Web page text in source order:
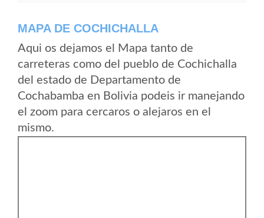
MAPA DE COCHICHALLA
Aqui os dejamos el Mapa tanto de
carreteras como del pueblo de Cochichalla
del estado de Departamento de
Cochabamba en Bolivia podeis ir manejando
el zoom para cercaros o alejaros en el
mismo.